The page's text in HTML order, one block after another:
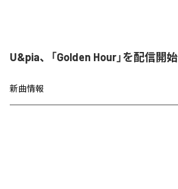
U&pia、「Golden Hour」を配信開始
新曲情報